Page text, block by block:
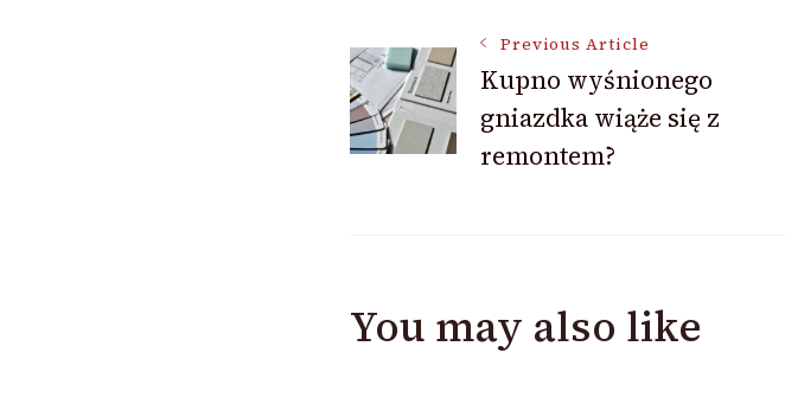
Post
Navigation
Previous Article
Kupno wyśnionego
gniazdka wiąże się z
remontem?
You may also like